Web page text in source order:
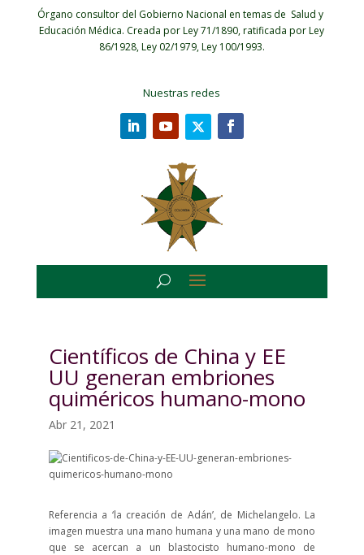
Órgano consultor del Gobierno Nacional en temas de Salud y
Educación Médica. Creada por Ley 71/1890, ratificada por Ley
86/1928, Ley 02/1979, Ley 100/1993.
Nuestras redes
Científicos de China y EE
UU generan embriones
quiméricos humano-mono
Abr 21, 2021
Referencia a ‘la creación de Adán’, de Michelangelo. La
imagen muestra una mano humana y una mano de mono
que se acercan a un blastocisto humano-mono de